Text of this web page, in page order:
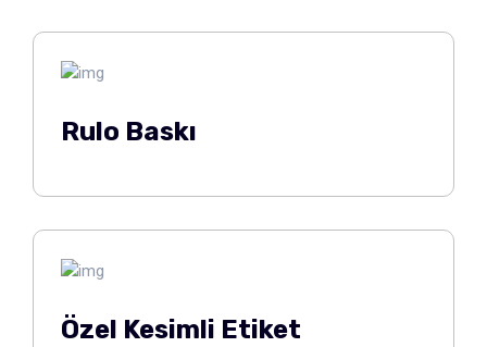
Rulo Baskı
Özel Kesimli Etiket